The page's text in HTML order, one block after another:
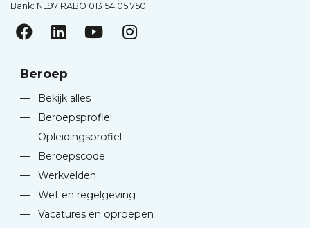
Bank: NL97 RABO 013 54 05 750
Beroep
—
Bekijk alles
—
Beroepsprofiel
—
Opleidingsprofiel
—
Beroepscode
—
Werkvelden
—
Wet en regelgeving
—
Vacatures en oproepen